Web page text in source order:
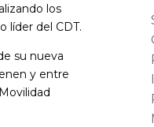
los
líder del CDT.
su nueva
y entre